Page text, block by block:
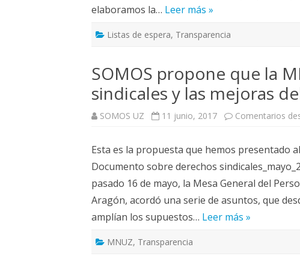
elaboramos la… Leer más »
Listas de espera, Transparencia
SOMOS propone que la
sindicales y las mejoras
SOMOS UZ 11 junio, 2017 Comentarios
Esta es la propuesta que hemos presentado
Documento sobre derechos
pasado 16 de mayo, la Mesa General del
Aragón, acordó una serie de asuntos, que
amplían los supuestos… Leer más »
MNUZ, Transparencia